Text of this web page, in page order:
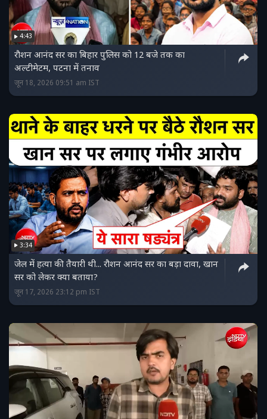
4:43
रौशन आनंद सर का बिहार पुलिस को 12 बजे तक का
अल्टीमेटम, पटना में तनाव
जून 18, 2026 09:51 am IST
3:34
जेल में हत्या की तैयारी थी... रौशन आनंद सर का बड़ा दावा, खान
सर को लेकर क्या बताया?
जून 17, 2026 23:12 pm IST